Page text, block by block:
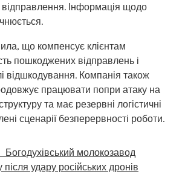
Інформація щодо
що компенсує клієнтам
пошкоджених відправлень і
відшкодування. Компанія також
працювати попри атаку на
та має резервні логістичні
сценарії безперервності роботи.
Богодухівський молокозавод
удару російських дронів